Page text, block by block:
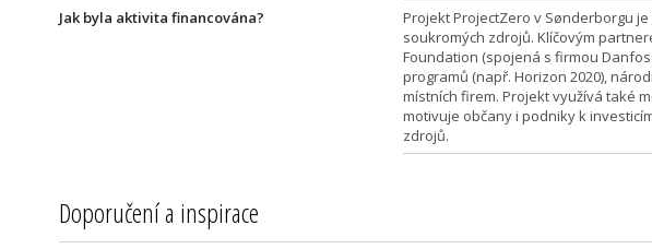
Jak byla aktivita financována?
Projekt ProjectZero v Sønderborgu
soukromých zdrojů. Klíčovým
Foundation (spojená s firmou
programů (např. Horizon 2020),
místních firem. Projekt využívá také
motivuje občany i podniky k
zdrojů.
Doporučení a inspirace